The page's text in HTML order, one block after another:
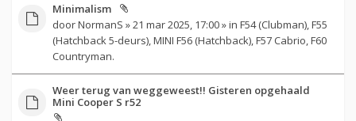
Minimalism
doorNormanS » 21 mar 2025, 17:00 » in F54 (Clubman), F55
(Hatchback 5-deurs), MINI F56 (Hatchback), F57 Cabrio, F60
Countryman.
Weer terug van weggeweest!! Gisteren opgehaald
Mini Cooper S r52